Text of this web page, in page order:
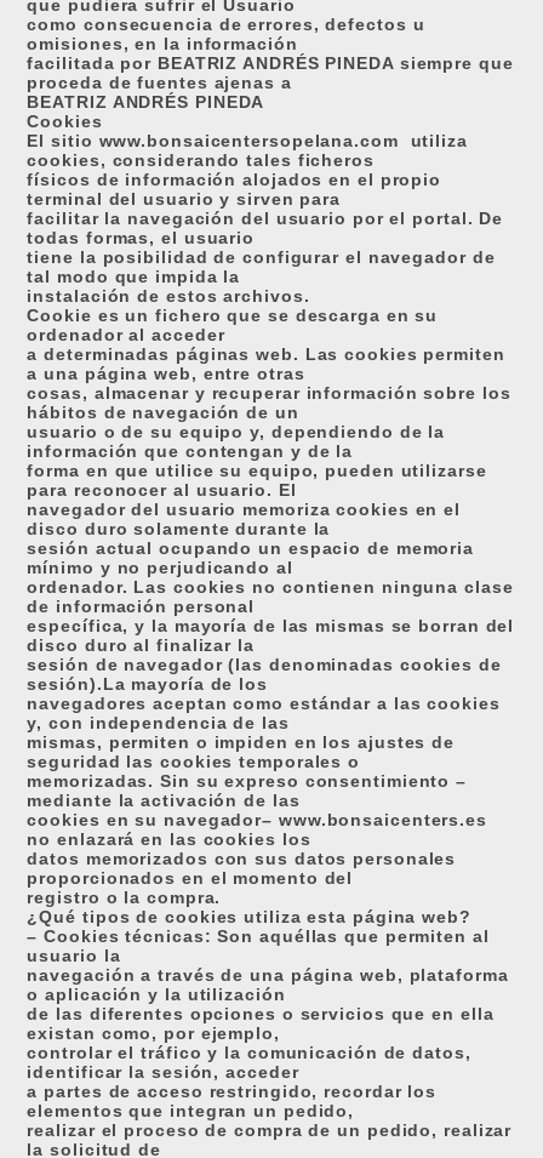
que pudiera sufrir el Usuario
como consecuencia de errores, defectos u
omisiones, en la información
facilitada por BEATRIZ ANDRÉS PINEDA siempre que
proceda de fuentes ajenas a
BEATRIZ ANDRÉS PINEDA
Cookies
El sitio www.bonsaicentersopelana.com
utiliza
cookies, considerando tales ficheros
físicos de información alojados en el propio
terminal del usuario y sirven para
facilitar la navegación del usuario por el portal. De
todas formas, el usuario
tiene la posibilidad de configurar el navegador de
tal modo que impida la
instalación de estos archivos.
Cookie es un fichero que se descarga en su
ordenador al acceder
a determinadas páginas web. Las cookies permiten
a una página web, entre otras
cosas, almacenar y recuperar información sobre los
hábitos de navegación de un
usuario o de su equipo y, dependiendo de la
información que contengan y de la
forma en que utilice su equipo, pueden utilizarse
para reconocer al usuario. El
navegador del usuario memoriza cookies en el
disco duro solamente durante la
sesión actual ocupando un espacio de memoria
mínimo y no perjudicando al
ordenador. Las cookies no contienen ninguna clase
de información personal
específica, y la mayoría de las mismas se borran del
disco duro al finalizar la
sesión de navegador (las denominadas cookies de
sesión).La mayoría de los
navegadores aceptan como estándar a las cookies
y, con independencia de las
mismas, permiten o impiden en los ajustes de
seguridad las cookies temporales o
memorizadas. Sin su expreso consentimiento –
mediante la activación de las
cookies en su navegador– www.bonsaicenters.es
no enlazará en las cookies los
datos memorizados con sus datos personales
proporcionados en el momento del
registro o la compra.
¿Qué tipos de cookies utiliza esta página web?
– Cookies técnicas: Son aquéllas que permiten al
usuario la
navegación a través de una página web, plataforma
o aplicación y la utilización
de las diferentes opciones o servicios que en ella
existan como, por ejemplo,
controlar el tráfico y la comunicación de datos,
identificar la sesión, acceder
a partes de acceso restringido, recordar los
elementos que integran un pedido,
realizar el proceso de compra de un pedido, realizar
la solicitud de